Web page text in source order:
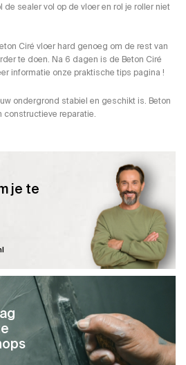
sealer vol op de vloer en rol je roller niet
Ciré vloer hard genoeg om de rest van
te doen. Na 6 dagen is de Beton Ciré
informatie onze praktische tips pagina !
ondergrond stabiel en geschikt is. Beton
constructieve reparatie.
je te